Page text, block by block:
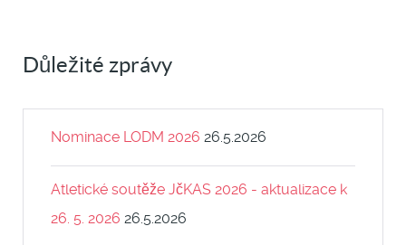
Důležité zprávy
Nominace LODM 2026 26.5.2026
Atletické soutěže JčKAS 2026 - aktualizace k
26. 5. 2026 26.5.2026